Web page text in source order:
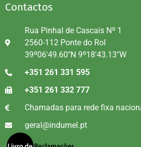
Contactos
Rua Pinhal de Cascais Nº 1
2560-112 Ponte do Rol
39º06'49.60"N 9º18'43.13"W
+351 261 331 595
+351 261 332 777
Chamadas para rede fixa
geral@indumel.pt